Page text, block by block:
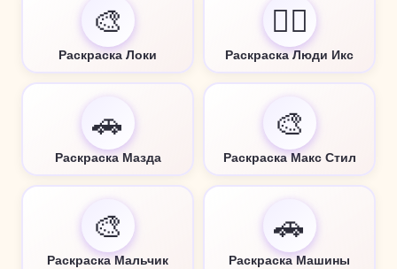
🎨
Раскраска Локи
🦸‍♂️
Раскраска Люди Икс
🚗
Раскраска Мазда
🎨
Раскраска Макс Стил
🎨
Раскраска Мальчик
🚗
Раскраска Машины